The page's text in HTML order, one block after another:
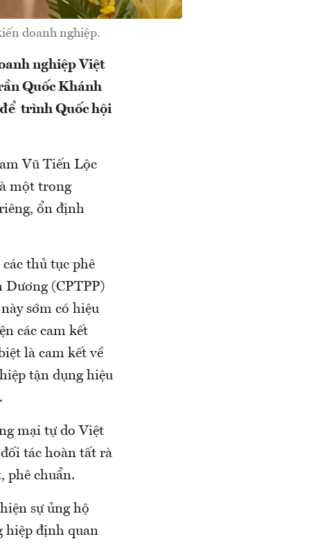
doanh nghiệp.
nghiệp Việt
Quốc Khánh
trình Quốc hội
Vũ Tiến Lộc
một trong
ổn định
thủ tục phê
(CPTPP)
sớm có hiệu
các cam kết
là cam kết về
tận dụng hiệu
mại tự do Việt
tác hoàn tất rà
phê chuẩn.
sự ủng hộ
hiệp định quan